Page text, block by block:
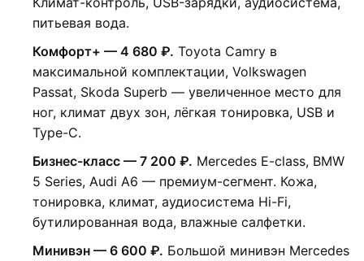
питьевая вода.
Комфорт+ — 4 680 ₽. Toyota Camry в
максимальной комплектации, Volkswagen
Passat, Skoda Superb — увеличенное место для
ног, климат двух зон, лёгкая тонировка, USB и
Type-C.
Бизнес-класс — 7 200 ₽. Mercedes E-class, BMW
5 Series, Audi A6 — премиум-сегмент. Кожа,
тонировка, климат, аудиосистема Hi-Fi,
бутилированная вода, влажные салфетки.
Минивэн — 6 600 ₽. Большой минивэн Mercedes